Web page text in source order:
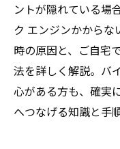
ントが隠れている場
ク エンジンかからな
時の原因と、ご自宅
法を詳しく解説。バ
心がある方も、確実
へつなげる知識と手